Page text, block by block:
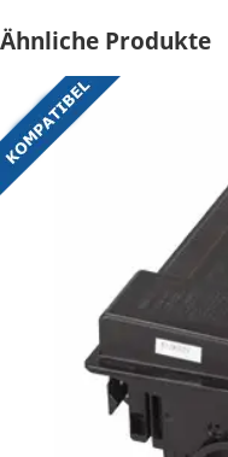
Ähnliche Produkte